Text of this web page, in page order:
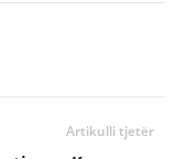
Artikulli tjetër